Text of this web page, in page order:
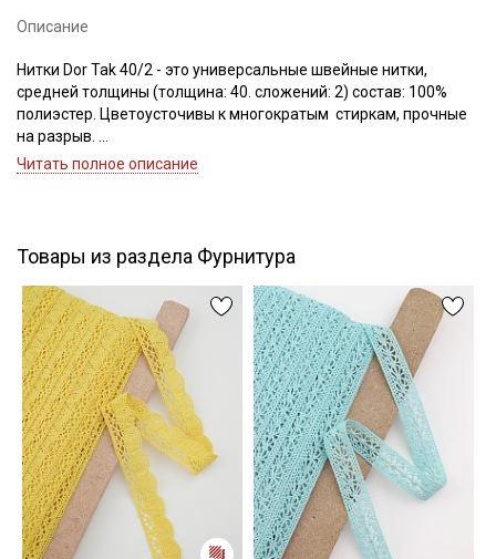
Описание
Нитки Dor Tak 40/2 - это универсальные швейные нитки,
средней толщины (толщина: 40. сложений: 2) состав: 100%
полиэстер. Цветоусточивы к многократым стиркам, прочные
на разрыв.
Если требуется подбор цвета — наш менеджер подберет для
Читать полное описание
Товары из раздела Фурнитура
Подписаться
Ознакомлен(а) с
данных
данных